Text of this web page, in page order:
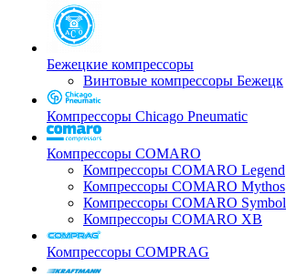
Бежецкие компрессоры
Винтовые компрессоры Бежецк
Компрессоры Chicago Pneumatic
Компрессоры COMARO
Компрессоры COMARO Legend
Компрессоры COMARO Mythos
Компрессоры COMARO Symbol
Компрессоры COMARO XB
Компрессоры COMPRAG